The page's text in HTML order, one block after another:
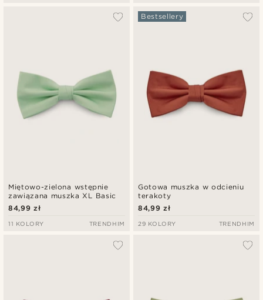
Miętowo-zielona wstępnie
zawiązana muszka XL Basic
84,99 zł
11 KOLORY TRENDHIM
Gotowa muszka w odcieniu
terakoty
Bestsellery
84,99 zł
29 KOLORY TRENDHIM